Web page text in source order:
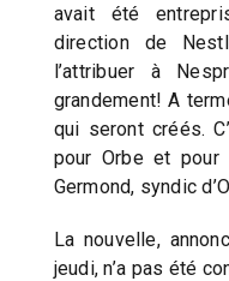
avait été
direction de
l’attribuer à
grandement! A
qui seront créés.
pour Orbe et
Germond, syndic
La nouvelle,
jeudi, n’a pas été